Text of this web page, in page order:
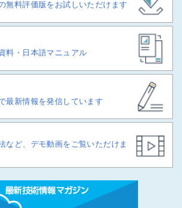
無料評価版をお試しいただけます
料・日本語マニュアル
最新情報を発信しています
など、デモ動画をご覧いただけま